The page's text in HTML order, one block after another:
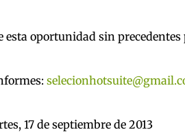
esta oportunidad sin
17 de septiembre de 2013